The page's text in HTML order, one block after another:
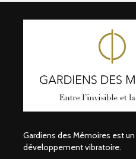
Gardiens des Mémoires est
développement vibratoire.